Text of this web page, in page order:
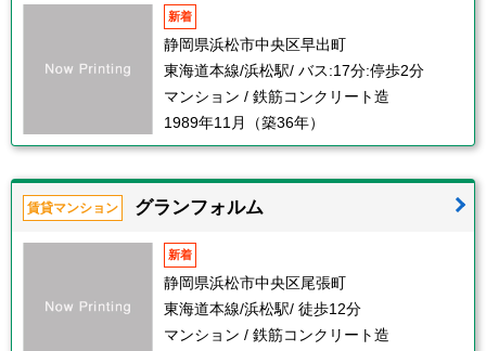
新着
静岡県浜松市中央区早出町
東海道本線/浜松駅/ バス:17分:停歩2分
マンション / 鉄筋コンクリート造
1989年11月（築36年）
賃貸マンション グランフォルム
新着
静岡県浜松市中央区尾張町
東海道本線/浜松駅/ 徒歩12分
マンション / 鉄筋コンクリート造